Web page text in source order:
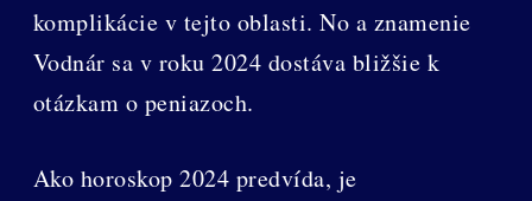
komplikácie v tejto oblasti. No a znamenie
Vodnár sa v roku 2024 dostáva bližšie k
otázkam o peniazoch.
Ako horoskop 2024 predvída, je